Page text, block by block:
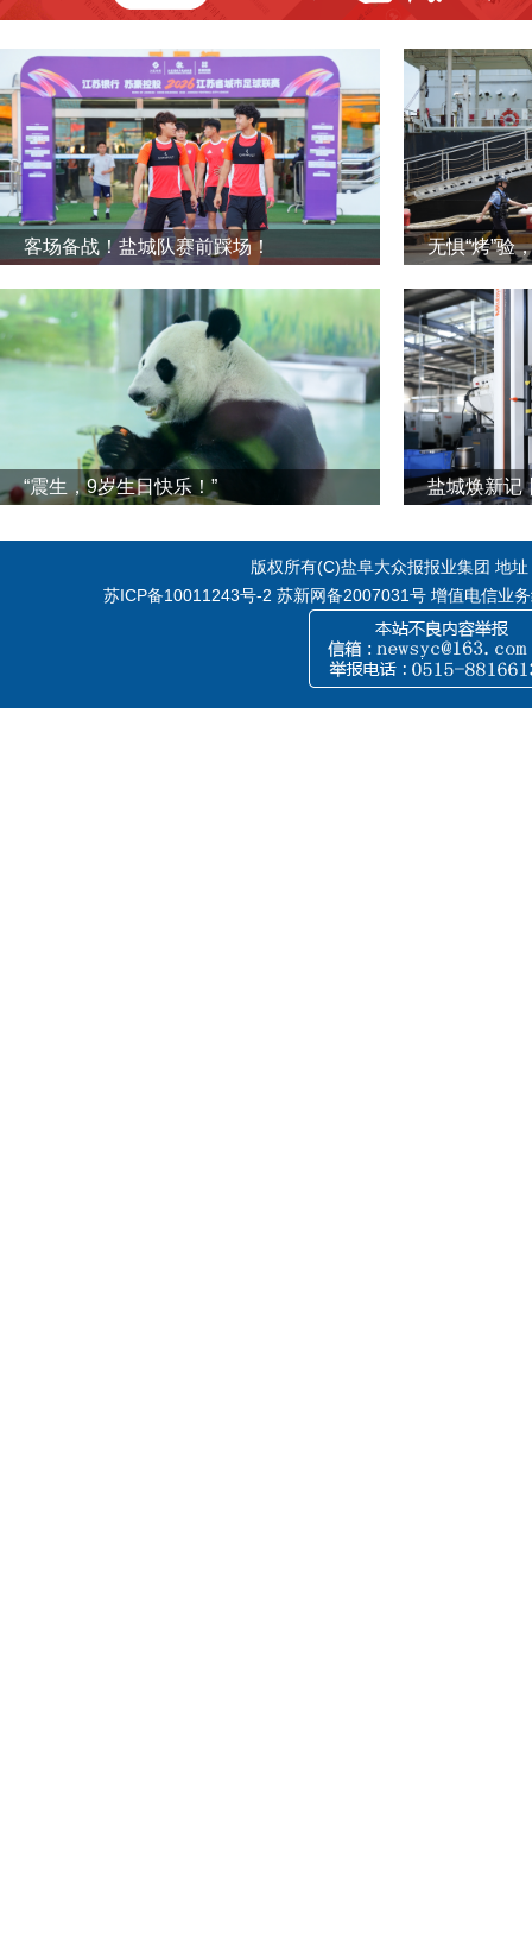
客场备战！盐城队赛前踩场！ 无惧“烤”验
“震生，9岁生日快乐！”
版权所有(C)盐阜大众报报业集团 地
苏ICP备10011243号-2 苏新网备2007031号 增值电信业